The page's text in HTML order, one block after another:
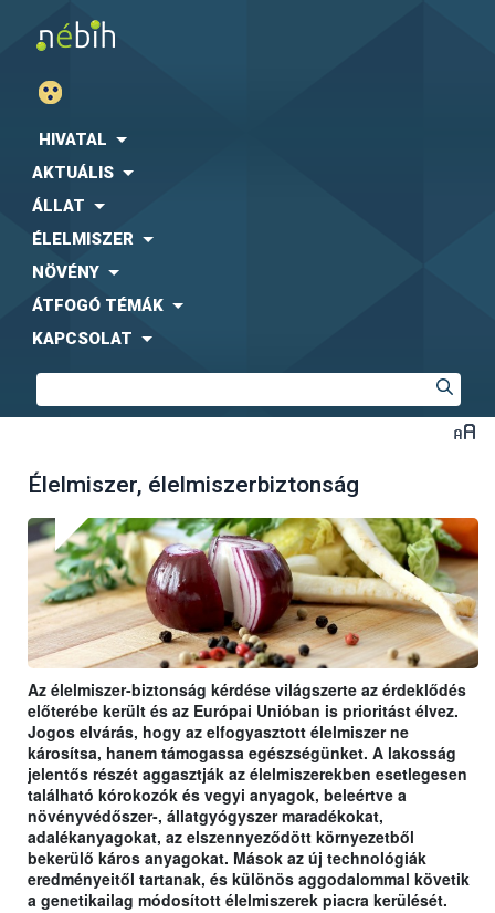
HIVATAL
AKTUÁLIS
ÁLLAT
ÉLELMISZER
NÖVÉNY
ÁTFOGÓ TÉMÁK
KAPCSOLAT
Élelmiszer, élelmiszerbiztonság
Az élelmiszer-biztonság kérdése világszerte az érdeklődés
előterébe került és az Európai Unióban is prioritást élvez.
Jogos elvárás, hogy az elfogyasztott élelmiszer ne
károsítsa, hanem támogassa egészségünket. A lakosság
jelentős részét aggasztják az élelmiszerekben esetlegesen
található kórokozók és vegyi anyagok, beleértve a
növényvédőszer-, állatgyógyszer maradékokat,
adalékanyagokat, az elszennyeződött környezetből
bekerülő káros anyagokat. Mások az új technológiák
eredményeitől tartanak, és különös aggodalommal követik
a genetikailag módosított élelmiszerek piacra kerülését.